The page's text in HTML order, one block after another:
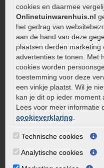
cookies en daarmee
Onlinetuinwarenhuis.nl
het gedrag van
aan de hand van deze
plaatsen derden
advertenties te tonen. Met
cookies worden
toestemming voor deze
een vinkje plaatst. Wil je
kan je dit op ieder moment
Lees voor meer informatie
cookieverklaring
Technische cookies
Analytische cookies
Kleine stadstuin inrichten
0320 – 219170
Kaapstanderweg 41
8243 RB Lelystad
info@onlinetuinwarenhuis.nl
Routebeschrijving
Openingstijden
Maandag
Woensdag
Donderdag
Vrijdag